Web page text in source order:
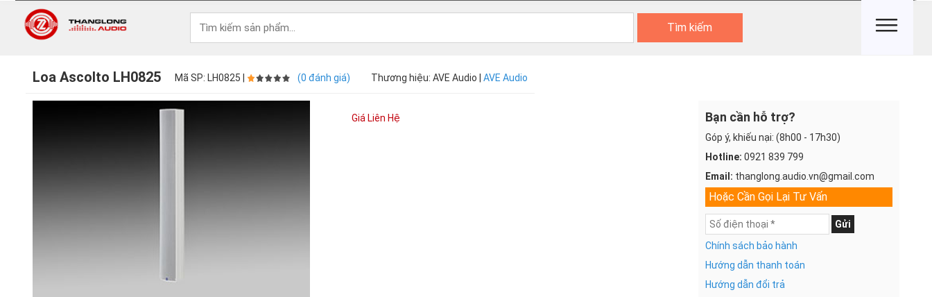
Tìm kiếm
Loa Ascolto LH0825 Mã SP: LH0825 | (0 đánh giá) Thương hiệu: AVE Audio | AVE Audio
Giá Liên Hệ Bạn cần hỗ trợ?
Góp ý, khiếu nại: (8h00 - 17h30)
Hotline: 0921 839 799
Email: thanglong.audio.vn@gmail.com
Hoặc Cần Gọi Lại Tư Vấn
Gửi
Chính sách bảo hành
Hướng dẫn thanh toán
Hướng dẫn đổi trả